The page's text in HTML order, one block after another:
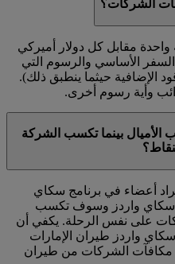
الشركات؟
مقابل كل دولار أميركي
الأساسي والرسوم التي
الإضافية حيثما ينطبق ذلك).
وأية رسوم أخرى.
بينما تكسب الشركة
أعضاء في برنامج سكاي
سكاي واردز وسوف تكسب
على نفس الرحلة. يكفي أن
واردز طيران الإمارات
الشركات من طيران